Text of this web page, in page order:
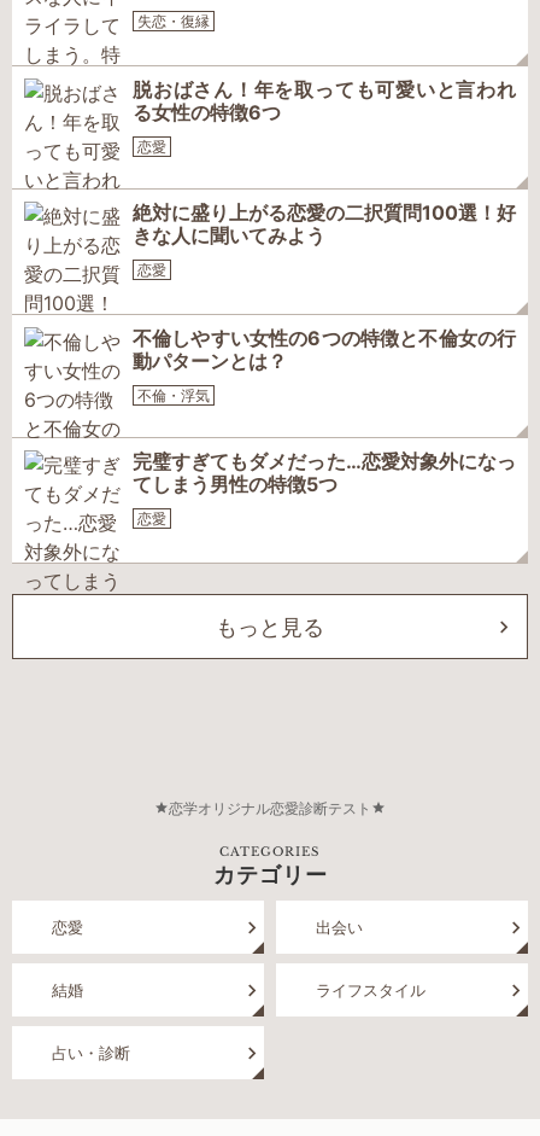
失恋・復縁
脱おばさん！年を取っても可愛いと言われ
る女性の特徴6つ
恋愛
絶対に盛り上がる恋愛の二択質問100選！好
きな人に聞いてみよう
恋愛
不倫しやすい女性の6つの特徴と不倫女の行
動パターンとは？
不倫・浮気
完璧すぎてもダメだった…恋愛対象外になっ
てしまう男性の特徴5つ
恋愛
もっと見る
恋学オリジナル恋愛診断テスト
CATEGORIES
カテゴリー
恋愛 出会い
結婚 ライフスタイル
占い・診断